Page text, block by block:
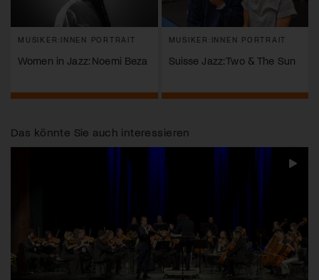
MUSIKER:INNEN PORTRAIT
Women in Jazz: Noemi Beza
MUSIKER:INNEN PORTRAIT
Suisse Jazz: Two & The Sun
Das könnte Sie auch interessieren